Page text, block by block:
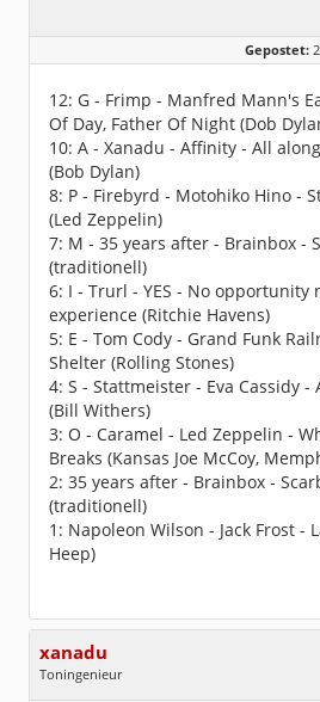
Gepostet:
12: G - Frimp - Manfred Mann's
Of Day, Father Of Night (Dob
10: A - Xanadu - Affinity - All
(Bob Dylan)
8: P - Firebyrd - Motohiko Hino -
(Led Zeppelin)
7: M - 35 years after - Brainbox -
(traditionell)
6: I - Trurl - YES - No opportunity
experience (Ritchie Havens)
5: E - Tom Cody - Grand Funk
Shelter (Rolling Stones)
4: S - Stattmeister - Eva Cassidy
(Bill Withers)
3: O - Caramel - Led Zeppelin -
Breaks (Kansas Joe McCoy,
2: 35 years after - Brainbox -
(traditionell)
1: Napoleon Wilson - Jack Frost -
Heep)
xanadu
Toningenieur